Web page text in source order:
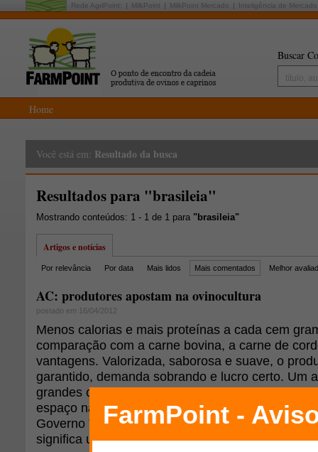
Rede AgriPoint: MilkPoint MilkPoint Mercado Inteligência de Mercado
Buscar
Home
Você está em: Resultado da busca
Resultados para "brasileia"
Mostrando conteúdos: 1 - 1 de 1 para "brasileia"
Artigos e notícias
Por relevância Por data Mais lidos Mais comentados Melhor
AC: produtores apostam na ovinocultura
postado em 16/04/2012
Menos calorias e mais proteínas a cada cem
comparação com a carne bovina, a carne de
vantagens. Valorizada, saborosa e suave, o
garantido, demanda sobrando e lucro certo. Um
grandes cuidados e que diversifica a produção
espaço nas pastagens acreanas. A ovinocultura
Governo Tião Viana para o setor produtivo e o
significa um investimento de R$ 2,5 milhões,